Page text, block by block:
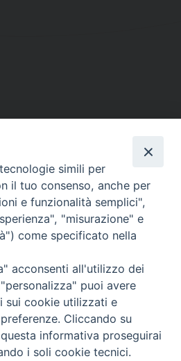
DI ALBANO
- Fax.: 06.9323844
al Venerdì Ore: 9:00 - 13:00
e Venerdì, Ore 9:30 - 12:30
di Albano
© 2021
simili per
il tuo consenso, anche per
e funzionalità semplici",
"misurazione" e
come specificato nella
acconsenti all'utilizzo dei
puoi avere
sui cookie utilizzati e
Cliccando su
informativa proseguirai
i soli cookie tecnici.